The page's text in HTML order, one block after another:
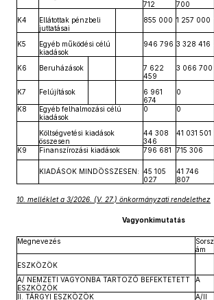
712
700
K4
Ellátottak pénzbeli
juttatásai
855 000 1 257 000
K5
Egyéb működési célú
kiadások
946 796 3 328 416
K6 Beruházások
7 622
459
3 066 700
K7
Felújítások
6 961
674
0
K8
Egyéb felhalmozási célú
kiadások
0 0
Költségvetési kiadások
összesen
44 308
346
41 031 501
K9
Finanszírozási kiadások 796 681 715 306
KIADÁSOK MINDÖSSZESEN: 45 105
027
41 746
807
10. melléklet a 3/2026. (V. 27.) önkormányzati rendelethez
Vagyonkimutatás
Megnevezés
Sorsz
ám
ESZKÖZÖK
A/ NEMZETI VAGYONBA TARTOZÓ BEFEKTETETT
ESZKÖZÖK
A
II. TÁRGYI ESZKÖZÖK
A/II